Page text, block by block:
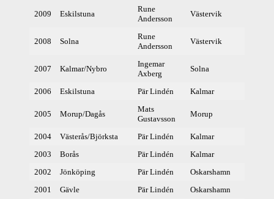
2009 Eskilstuna
Rune
Andersson
Västervik
2008 Solna
Rune
Andersson
Västervik
2007 Kalmar/Nybro
Ingemar
Axberg
Solna
2006 Eskilstuna Pär Lindén Kalmar
2005 Morup/Dagås
Mats
Gustavsson
Morup
2004 Västerås/Björksta Pär Lindén Kalmar
2003
Borås Pär Lindén Kalmar
2002
Jönköping Pär Lindén Oskarshamn
2001
Gävle Pär Lindén Oskarshamn